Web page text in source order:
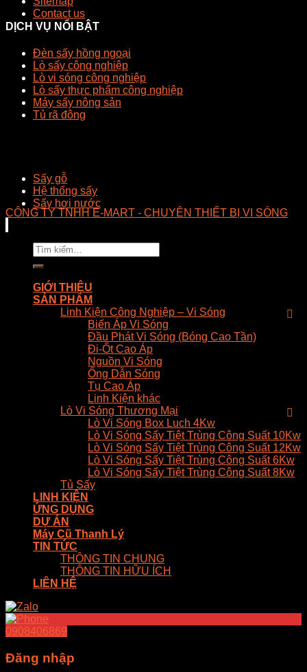
Contact us
DỊCH VỤ NỔI BẬT
Đèn sấy hồng ngoại
Lò sấy công nghiệp
Lò vi sóng công nghiệp
Lò sấy thực phẩm công nghiệp
Máy sấy nông sản
Tủ rã đông
Sấy gỗ
Hệ thống sấy
Sấy hơi nước
CÔNG TY TNHH E-MART - CHUYÊN THIẾT BỊ VI SÓNG
Tìm
kiếm:
GIỚI THIỆU
SẢN PHẨM
Linh Kiện Công Nghiệp – Vi Sóng
Biến Áp Vi Sóng
Đầu Phát Vi Sóng (Bóng Cao Tần)
Đi-Ốt Cao Áp
Nguồn Vi Sóng
Ống Dẫn Sóng
Tụ Cao Áp
Linh Kiện khác
Lò Vi Sóng Thương Mại
Lò Vi Sóng Box Luch 4Kw
Lò Vi Sóng Sấy Tiệt Trùng Công Suất 10Kw
Lò Vi Sóng Sấy Tiệt Trùng Công Suất 12Kw
Lò Vi Sóng Sấy Tiệt Trùng Công Suất 6Kw
Lò Vi Sóng Sấy Tiệt Trùng Công Suất 8Kw
Tủ Sấy
LINH KIỆN
ỨNG DỤNG
DỰ ÁN
Máy Cũ Thanh Lý
TIN TỨC
THÔNG TIN CHUNG
THÔNG TIN HỮU ÍCH
LIÊN HỆ
0908406869
Đăng nhập